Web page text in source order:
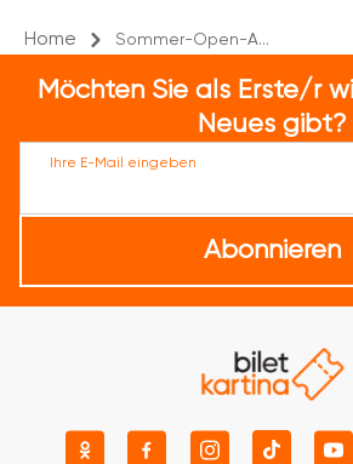
Home Sommer-Open-A...
Möchten Sie als Erste/r
Neues gibt?
Ihre E-Mail eingeben
Abonnieren